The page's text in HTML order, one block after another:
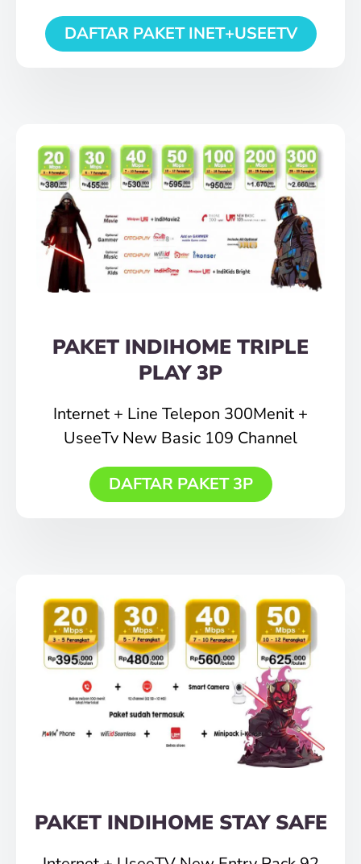
DAFTAR PAKET INET+USEETV
PAKET INDIHOME TRIPLE
PLAY 3P
Internet + Line Telepon 300Menit +
UseeTv New Basic 109 Channel
DAFTAR PAKET 3P
PAKET INDIHOME STAY SAFE